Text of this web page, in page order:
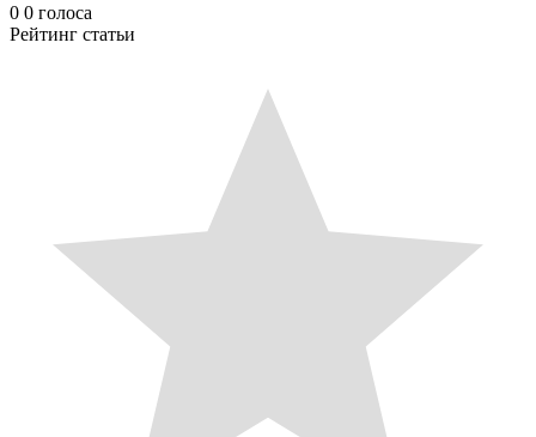
0 0 голоса
Рейтинг статьи